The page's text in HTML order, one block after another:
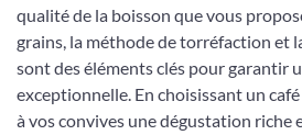
qualité de la boisson que vous
grains, la méthode de torréfaction et
sont des éléments clés pour garantir
exceptionnelle. En choisissant un
à vos convives une dégustation riche